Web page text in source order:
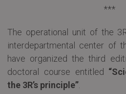
***
The operational unit of the
interdepartmental center of
have organized the third
doctoral course entitled
the 3R’s principle”